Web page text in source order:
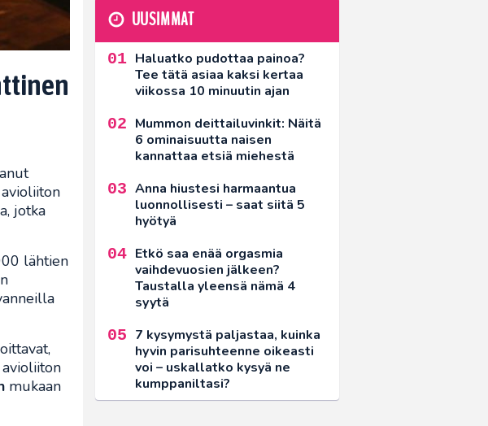
jotka
lähtien
mukaan
UUSIMMAT
Haluatko pudottaa painoa?
Tee tätä asiaa kaksi kertaa
viikossa 10 minuutin ajan
Mummon deittailuvinkit: Näitä
6 ominaisuutta naisen
kannattaa etsiä miehestä
Anna hiustesi harmaantua
luonnollisesti – saat siitä 5
hyötyä
Etkö saa enää orgasmia
vaihdevuosien jälkeen?
Taustalla yleensä nämä 4
syytä
7 kysymystä paljastaa, kuinka
hyvin parisuhteenne oikeasti
voi – uskallatko kysyä ne
kumppaniltasi?